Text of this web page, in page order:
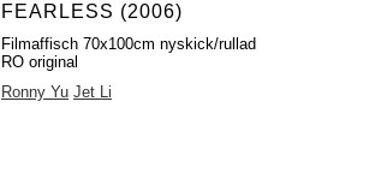
FEARLESS (2006)
Filmaffisch 70x100cm nyskick/rullad
RO original
Ronny Yu Jet Li